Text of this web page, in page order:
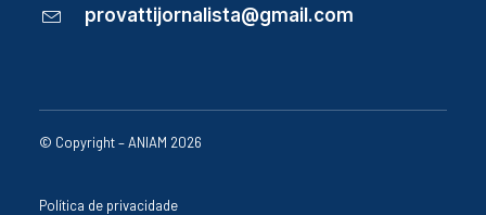
provattijornalista@gmail.com
© Copyright – ANIAM 2026
Política de privacidade